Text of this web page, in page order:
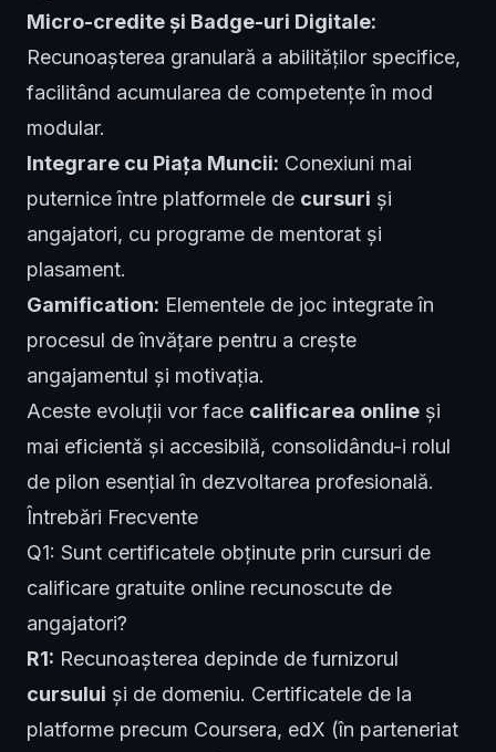
Micro-credite și Badge-uri Digitale:
Recunoașterea granulară a abilităților specifice,
facilitând acumularea de competențe în mod
modular.
Integrare cu Piața Muncii: Conexiuni mai
puternice între platformele de cursuri și
angajatori, cu programe de mentorat și
plasament.
Gamification: Elementele de joc integrate în
procesul de învățare pentru a crește
angajamentul și motivația.
Aceste evoluții vor face calificarea online și
mai eficientă și accesibilă, consolidându-i rolul
de pilon esențial în dezvoltarea profesională.
Întrebări Frecvente
Q1: Sunt certificatele obținute prin cursuri de
calificare gratuite online recunoscute de
angajatori?
R1: Recunoașterea depinde de furnizorul
cursului și de domeniu. Certificatele de la
platforme precum Coursera, edX (în parteneriat